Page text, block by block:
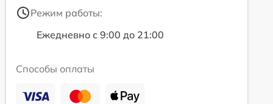
Режим работы:
Ежедневно с 9:00 до 21:00
Способы оплаты